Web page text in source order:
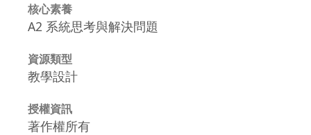
核心素養
A2 系統思考與解決問題
資源類型
教學設計
授權資訊
著作權所有